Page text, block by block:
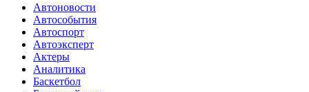
Автоновости
Автособытия
Автоспорт
Автоэксперт
Актеры
Аналитика
Баскетбол